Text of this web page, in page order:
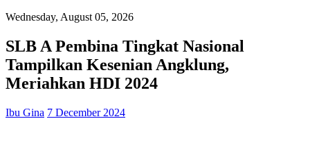
Wednesday, August 05, 2026
SLB A Pembina Tingkat Nasional
Tampilkan Kesenian Angklung,
Meriahkan HDI 2024
Ibu Gina 7 December 2024